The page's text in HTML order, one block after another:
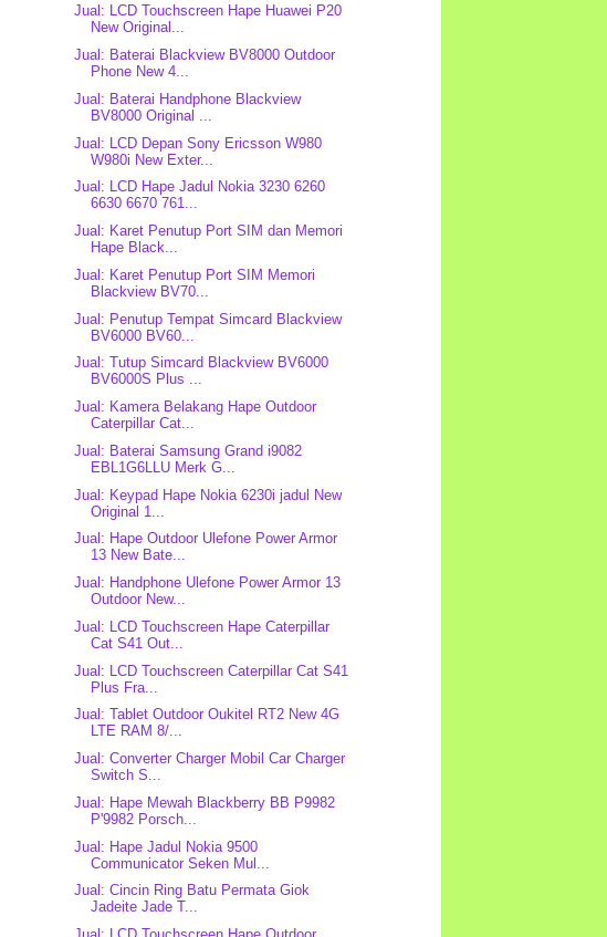
Jual: LCD Touchscreen Hape Huawei P20
New Original...
Jual: Baterai Blackview BV8000 Outdoor
Phone New 4...
Jual: Baterai Handphone Blackview
BV8000 Original ...
Jual: LCD Depan Sony Ericsson W980
W980i New Exter...
Jual: LCD Hape Jadul Nokia 3230 6260
6630 6670 761...
Jual: Karet Penutup Port SIM dan Memori
Hape Black...
Jual: Karet Penutup Port SIM Memori
Blackview BV70...
Jual: Penutup Tempat Simcard Blackview
BV6000 BV60...
Jual: Tutup Simcard Blackview BV6000
BV6000S Plus ...
Jual: Kamera Belakang Hape Outdoor
Caterpillar Cat...
Jual: Baterai Samsung Grand i9082
EBL1G6LLU Merk G...
Jual: Keypad Hape Nokia 6230i jadul New
Original 1...
Jual: Hape Outdoor Ulefone Power Armor
13 New Bate...
Jual: Handphone Ulefone Power Armor 13
Outdoor New...
Jual: LCD Touchscreen Hape Caterpillar
Cat S41 Out...
Jual: LCD Touchscreen Caterpillar Cat S41
Plus Fra...
Jual: Tablet Outdoor Oukitel RT2 New 4G
LTE RAM 8/...
Jual: Converter Charger Mobil Car Charger
Switch S...
Jual: Hape Mewah Blackberry BB P9982
P'9982 Porsch...
Jual: Hape Jadul Nokia 9500
Communicator Seken Mul...
Jual: Cincin Ring Batu Permata Giok
Jadeite Jade T...